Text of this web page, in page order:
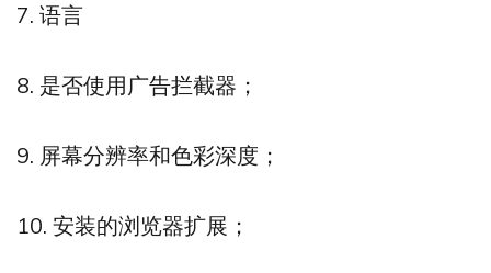
7. 语言
8. 是否使用广告拦截器；
9. 屏幕分辨率和色彩深度；
10. 安装的浏览器扩展；